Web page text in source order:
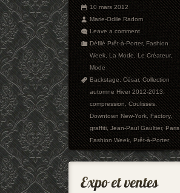
10 mars 2012
Marie-Odile Radom
Leave a comment
Défilé Prêt-à-Porter,Fashion
Week,La Mode,Le Créateur,
Mode
Backstage,César,Collection
automne Hiver 2012-2013,
compression,Coulisses,
Downtown New-York,Factory,
graffiti,Jean-Paul Gaultier,Paris
Fashion Week,Prêt-à-Porter